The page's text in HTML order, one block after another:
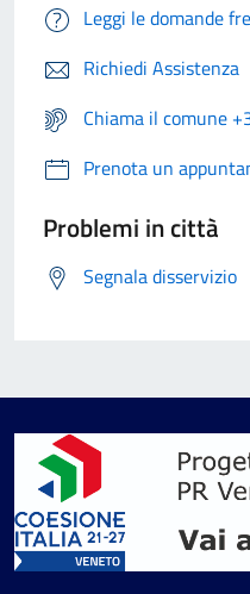
Leggi le domande
Richiedi Assistenza
Chiama il comune
Prenota un
Problemi in città
Segnala disservizio